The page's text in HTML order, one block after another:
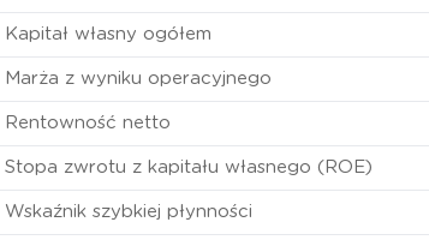
Kapitał własny ogółem
Marża z wyniku operacyjnego
Rentowność netto
Stopa zwrotu z kapitału własnego (ROE)
Wskaźnik szybkiej płynności